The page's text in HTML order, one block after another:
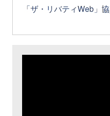
「ザ・リバティWeb」